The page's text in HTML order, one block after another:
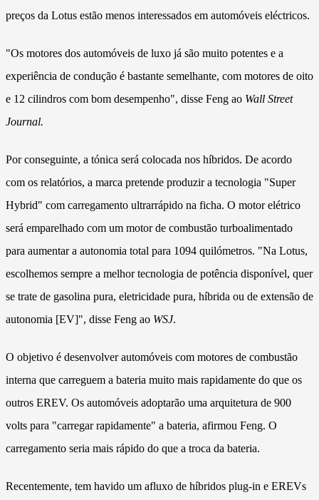
preços da Lotus estão menos interessados em automóveis eléctricos.
"Os motores dos automóveis de luxo já são muito potentes e a
experiência de condução é bastante semelhante, com motores de oito
e 12 cilindros com bom desempenho", disse Feng ao Wall Street
Journal.
Por conseguinte, a tónica será colocada nos híbridos. De acordo
com os relatórios, a marca pretende produzir a tecnologia "Super
Hybrid" com carregamento ultrarrápido na ficha. O motor elétrico
será emparelhado com um motor de combustão turboalimentado
para aumentar a autonomia total para 1094 quilómetros. "Na Lotus,
escolhemos sempre a melhor tecnologia de potência disponível, quer
se trate de gasolina pura, eletricidade pura, híbrida ou de extensão de
autonomia [EV]", disse Feng ao WSJ.
O objetivo é desenvolver automóveis com motores de combustão
interna que carreguem a bateria muito mais rapidamente do que os
outros EREV. Os automóveis adoptarão uma arquitetura de 900
volts para "carregar rapidamente" a bateria, afirmou Feng. O
carregamento seria mais rápido do que a troca da bateria.
Recentemente, tem havido um afluxo de híbridos plug-in e EREVs